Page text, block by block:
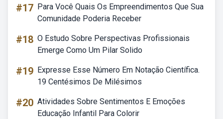
#17 Para Você Quais Os Empreendimentos Que Sua
Comunidade Poderia Receber
#18 O Estudo Sobre Perspectivas Profissionais
Emerge Como Um Pilar Solido
#19 Expresse Esse Número Em Notação Científica.
19 Centésimos De Milésimos
#20 Atividades Sobre Sentimentos E Emoções
Educação Infantil Para Colorir